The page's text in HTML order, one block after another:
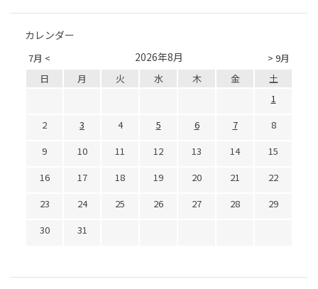
カレンダー
7月 < > 9月
2026年8月
日 月 火 水 木 金
土
1
2
3 4 5 6 7
8
9
10 11 12 13 14
15
16
17 18 19 20 21
22
23
24 25 26 27 28
29
30
31